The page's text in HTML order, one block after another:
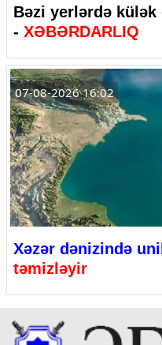
Bəzi yerlərdə külək
- XƏBƏRDARLIQ
07-08-2026 16:02
Xəzər dənizində
təmizləyir